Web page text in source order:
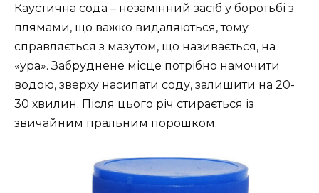
Каустична сода – незамінний засіб у боротьбі з
плямами, що важко видаляються, тому
справляється з мазутом, що називається, на
«ура». Забруднене місце потрібно намочити
водою, зверху насипати соду, залишити на 20-
30 хвилин. Після цього річ стирається із
звичайним пральним порошком.